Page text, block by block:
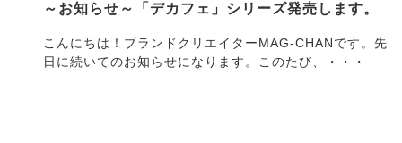
～お知らせ～「デカフェ」シリーズ発売します。
こんにちは！ブランドクリエイターMAG-CHANです。先
日に続いてのお知らせになります。このたび、・・・